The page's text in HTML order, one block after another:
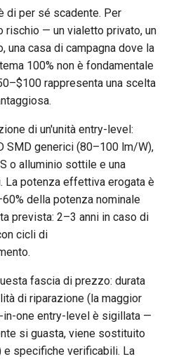
di per sé scadente. Per
rischio — un vialetto privato, un
una casa di campagna dove la
100% non è fondamentale
rappresenta una scelta
di un'unità entry-level:
SMD generici (80–100 lm/W),
o alluminio sottile e una
La potenza effettiva erogata è
della potenza nominale
prevista: 2–3 anni in caso di
cicli di
fascia di prezzo: durata
di riparazione (la maggior
one entry-level è sigillata —
si guasta, viene sostituito
e specifiche verificabili. La